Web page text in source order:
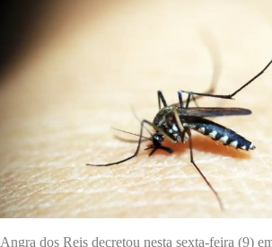
Angra dos Reis decretou nesta sexta-feira (9)